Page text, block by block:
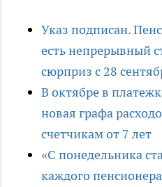
Указ подписан.
есть непрерывный
сюрприз с 28
В октябре в
новая графа
счетчикам от 7 лет
«С понедельника
каждого